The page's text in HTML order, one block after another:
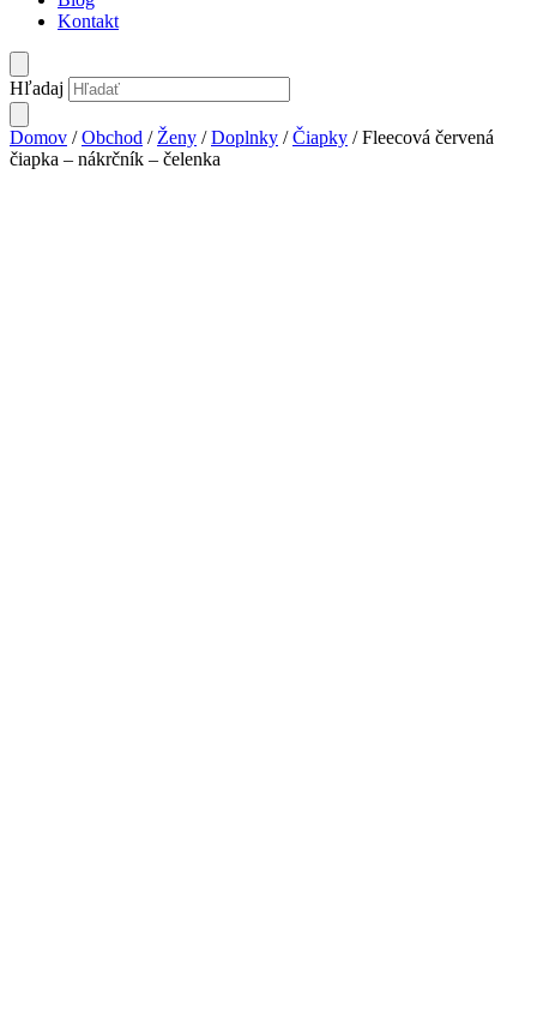
Kontakt
Hľadaj
Domov /Obchod / Ženy /Doplnky /Čiapky / Fleecová červená
čiapka – nákrčník – čelenka